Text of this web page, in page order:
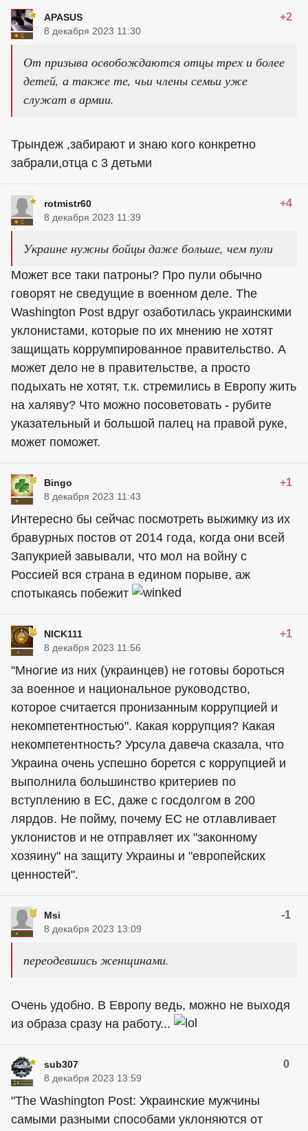
APASUS +2
8 декабря 2023 11:30
От призыва освобождаются отцы трех и более
детей, а также те, чьи члены семьи уже
служат в армии.
Трындеж ,забирают и знаю кого конкретно
забрали,отца с 3 детьми
rotmistr60 +4
8 декабря 2023 11:39
Украине нужны бойцы даже больше, чем пули
Может все таки патроны? Про пули обычно
говорят не сведущие в военном деле. The
Washington Post вдруг озаботилась украинскими
уклонистами, которые по их мнению не хотят
защищать коррумпированное правительство. А
может дело не в правительстве, а просто
подыхать не хотят, т.к. стремились в Европу жить
на халяву? Что можно посоветовать - рубите
указательный и большой палец на правой руке,
может поможет.
Bingo +1
8 декабря 2023 11:43
Интересно бы сейчас посмотреть выжимку из их
бравурных постов от 2014 года, когда они всей
Запукрией завывали, что мол на войну с
Россией вся страна в едином порыве, аж
спотыкаясь побежит
NICK111 +1
8 декабря 2023 11:56
"Многие из них (украинцев) не готовы бороться
за военное и национальное руководство,
которое считается пронизанным коррупцией и
некомпетентностью". Какая коррупция? Какая
некомпетентность? Урсула давеча сказала, что
Украина очень успешно борется с коррупцией и
выполнила большинство критериев по
вступлению в ЕС, даже с госдолгом в 200
лярдов. Не пойму, почему ЕС не отлавливает
уклонистов и не отправляет их "законному
хозяину" на защиту Украины и "европейских
ценностей".
Msi -1
8 декабря 2023 13:09
переодевшись женщинами.
Очень удобно. В Европу ведь, можно не выходя
из образа сразу на работу...
sub307 0
8 декабря 2023 13:59
"The Washington Post: Украинские мужчины
самыми разными способами уклоняются от